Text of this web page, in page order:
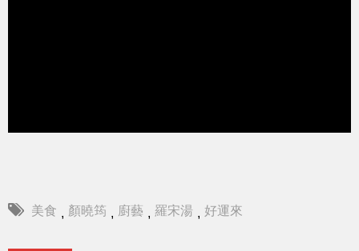
美食 顏曉筠 廚藝 羅宋湯 好運來